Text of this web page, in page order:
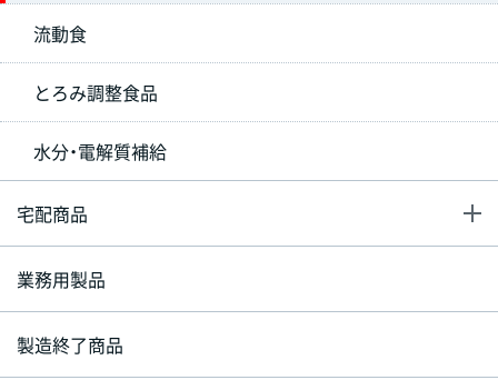
流動食
とろみ調整食品
水分・電解質補給
宅配商品
業務用製品
製造終了商品